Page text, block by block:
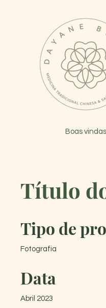
Boas vindas
Título
Tipo de
Fotografia
Data
Abril 2023